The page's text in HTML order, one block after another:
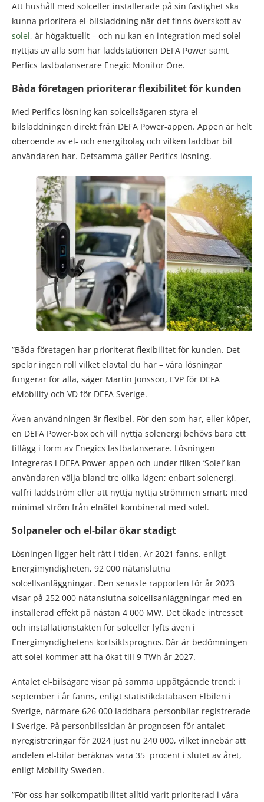
Att hushåll med solceller installerade på sin fastighet ska
kunna prioritera el-bilsladdning när det finns överskott av
solel, är högaktuellt – och nu kan en integration med solel
nyttjas av alla som har laddstationen DEFA Power samt
Perfics lastbalanserare Enegic Monitor One.
Båda företagen prioriterar flexibilitet för kunden
Med Perifics lösning kan solcellsägaren styra el-
bilsladdningen direkt från DEFA Power-appen. Appen är helt
oberoende av el- och energibolag och vilken laddbar bil
användaren har. Detsamma gäller Perifics lösning.
”Båda företagen har prioriterat flexibilitet för kunden. Det
spelar ingen roll vilket elavtal du har – våra lösningar
fungerar för alla, säger Martin Jonsson, EVP för DEFA
eMobility och VD för DEFA Sverige.
Även användningen är flexibel. För den som har, eller köper,
en DEFA Power-box och vill nyttja solenergi behövs bara ett
tillägg i form av Enegics lastbalanserare. Lösningen
integreras i DEFA Power-appen och under fliken ’Solel’ kan
användaren välja bland tre olika lägen; enbart solenergi,
valfri laddström eller att nyttja nyttja strömmen smart; med
minimal ström från elnätet kombinerat med solel.
Solpaneler och el-bilar ökar stadigt
Lösningen ligger helt rätt i tiden. År 2021 fanns, enligt
Energimyndigheten, 92 000 nätanslutna
solcellsanläggningar. Den senaste rapporten för år 2023
visar på 252 000 nätanslutna solcellsanläggningar med en
installerad effekt på nästan 4 000 MW. Det ökade intresset
och installationstakten för solceller lyfts även i
Energimyndighetens kortsiktsprognos. Där är bedömningen
att solel kommer att ha ökat till 9 TWh år 2027.
Antalet el-bilsägare visar på samma uppåtgående trend; i
september i år fanns, enligt statistikdatabasen Elbilen i
Sverige, närmare 626 000 laddbara personbilar registrerade
i Sverige. På personbilssidan är prognosen för antalet
nyregistreringar för 2024 just nu 240 000, vilket innebär att
andelen el-bilar beräknas vara 35 procent i slutet av året,
enligt Mobility Sweden.
”För oss har solkompatibilitet alltid varit prioriterad i våra